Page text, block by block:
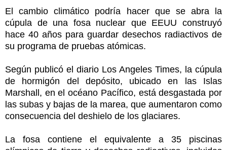
El cambio climático podría hacer que se abra la
cúpula de una fosa nuclear que EEUU construyó
hace 40 años para guardar desechos radiactivos de
su programa de pruebas atómicas.
Según publicó el diario Los Angeles Times, la cúpula
de hormigón del depósito, ubicado en las Islas
Marshall, en el océano Pacífico, está desgastada por
las subas y bajas de la marea, que aumentaron como
consecuencia del deshielo de los glaciares.
La fosa contiene el equivalente a 35 piscinas